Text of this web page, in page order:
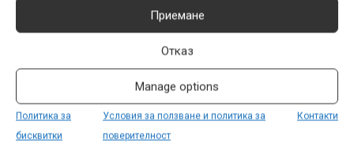
Приемане
Отказ
Manage options
Политика за
бисквитки
Условия за ползване и политика за
поверителност
Контакти
Снимка на деня |
12.07.2018
юли 11, 2018 at 22:35.